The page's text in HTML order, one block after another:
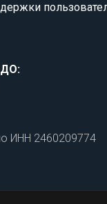
ИНН 2460209774